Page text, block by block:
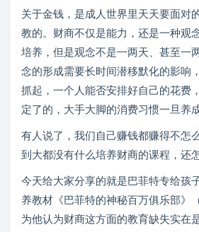
关于金钱，是成人世界里天天要面对
教的。财商不仅是能力，还是一种观
培养，但是观念不是一两天、甚至一
念的形成需要长时间潜移默化的影响
抓起，一个人能否安排好自己的花费
定了的，大手大脚的消费习惯一旦养
有人说了，我们自己赚钱都赚得不怎
到大都没有什么培养财商的课程，还
今天给大家分享的就是巴菲特专给孩
养教材《巴菲特的神秘百万俱乐部》
为他认为财商这方面的教育缺失实在